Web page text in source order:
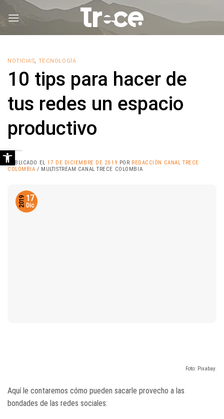
NOTICIAS, TECNOLOGÍA
10 tips para hacer de
tus redes un espacio
productivo
PUBLICADO EL 17 DE DICIEMBRE DE 2019 POR REDACCIÓN CANAL TRECE
COLOMBIA / MULTISTREAM CANAL TRECE COLOMBIA
17
Dic
2019
Foto: Pixabay.
Aquí le contaremos cómo pueden sacarle provecho a las
bondades de las redes sociales:
Abrir barra de herramientas